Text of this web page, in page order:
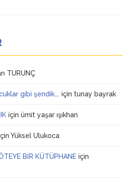
TURUNÇ
gibi şendik…. için tunay bayrak
için ümit yaşar ışıkhan
Yüksel Ulukoca
BİR KÜTÜPHANE için